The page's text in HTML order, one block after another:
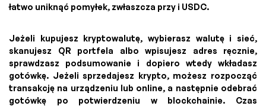
łatwo uniknąć pomyłek, zwłaszcza przy i USDC.
Jeżeli kupujesz kryptowalutę, wybierasz walutę i sieć,
skanujesz QR portfela albo wpisujesz adres ręcznie,
sprawdzasz podsumowanie i dopiero wtedy wkładasz
gotówkę. Jeżeli sprzedajesz krypto, możesz rozpocząć
transakcję na urządzeniu lub online, a następnie odebrać
gotówkę po potwierdzeniu w blockchainie. Czas